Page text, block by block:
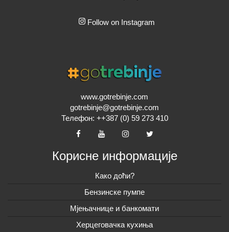
Follow on Instagram
www.gotrebinje.com
gotrebinje@gotrebinje.com
Телефон: ++387 (0) 59 273 410
Корисне информације
Како доћи?
Бензинске пумпе
Мјењачнице и банкомати
Херцеговачка кухиња